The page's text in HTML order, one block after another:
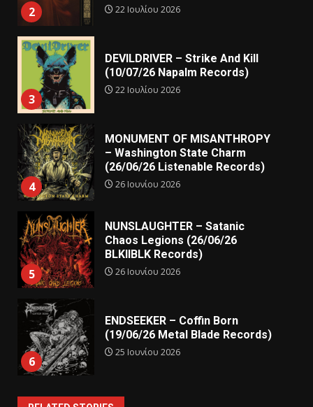
2 22 Ιουλίου 2026
3
DEVILDRIVER – Strike And Kill
(10/07/26 Napalm Records)
22 Ιουλίου 2026
4
MONUMENT OF MISANTHROPY
– Washington State Charm
(26/06/26 Listenable Records)
26 Ιουνίου 2026
5
NUNSLAUGHTER – Satanic
Chaos Legions (26/06/26
BLKIIBLK Records)
26 Ιουνίου 2026
6
ENDSEEKER – Coffin Born
(19/06/26 Metal Blade Records)
25 Ιουνίου 2026